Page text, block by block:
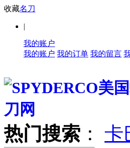
收藏名刀
|
我的账户
我的账户 我的订单 我的留言
热门搜索 ： 卡